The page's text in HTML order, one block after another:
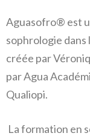
Aguasofro® est
sophrologie dans
créée par
par Agua
Qualiopi.
La formation en